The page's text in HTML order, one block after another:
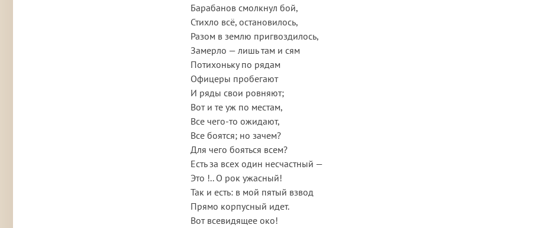
Барабанов смолкнул бой,
Стихло всё, остановилось,
Разом в землю пригвоздилось,
Замерло — лишь там и сям
Потихоньку по рядам
Офицеры пробегают
И ряды свои ровняют;
Вот и те уж по местам,
Все чего-то ожидают,
Все боятся; но зачем?
Для чего бояться всем?
Есть за всех один несчастный —
Это !.. О рок ужасный!
Так и есть: в мой пятый взвод
Прямо корпусный идет.
Вот всевидящее око!